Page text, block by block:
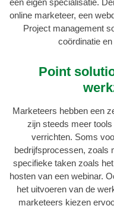
online marketeer, een
Project management
coördinatie
Point
Marketeers hebben een
zijn steeds meer
verrichten. Soms
bedrijfsprocessen, zoals
specifieke taken zoals
hosten van een webinar.
het uitvoeren van de
marketeers kiezen